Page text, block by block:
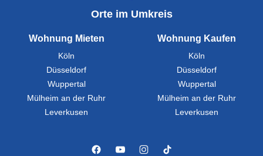
Orte im Umkreis
Wohnung Mieten
Köln
Düsseldorf
Wuppertal
Mülheim an der Ruhr
Leverkusen
Wohnung Kaufen
Köln
Düsseldorf
Wuppertal
Mülheim an der Ruhr
Leverkusen